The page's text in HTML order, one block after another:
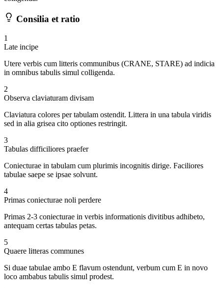
Consilia et ratio
1
Late incipe
Utere verbis cum litteris communibus (CRANE, STARE) ad indicia
in omnibus tabulis simul colligenda.
2
Observa claviaturam divisam
Claviatura colores per tabulam ostendit. Littera in una tabula viridis
sed in alia grisea cito optiones restringit.
3
Tabulas difficiliores praefer
Coniecturae in tabulam cum plurimis incognitis dirige. Faciliores
tabulae saepe se ipsae solvunt.
4
Primas coniecturae noli perdere
Primas 2-3 coniecturae in verbis informationis divitibus adhibeto,
antequam certas tabulas petas.
5
Quaere litteras communes
Si duae tabulae ambo E flavum ostendunt, verbum cum E in novo
loco ambabus tabulis simul prodest.